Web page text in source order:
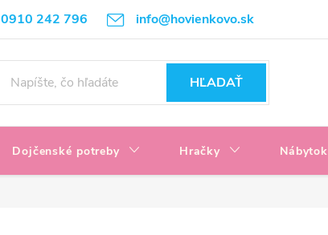
0910 242 796 info@hovienkovo.sk
Podmienky ochrany osobných údajov Reklamačné podmienky
HĽADAŤ
Dojčenské potreby Hračky Nábytok